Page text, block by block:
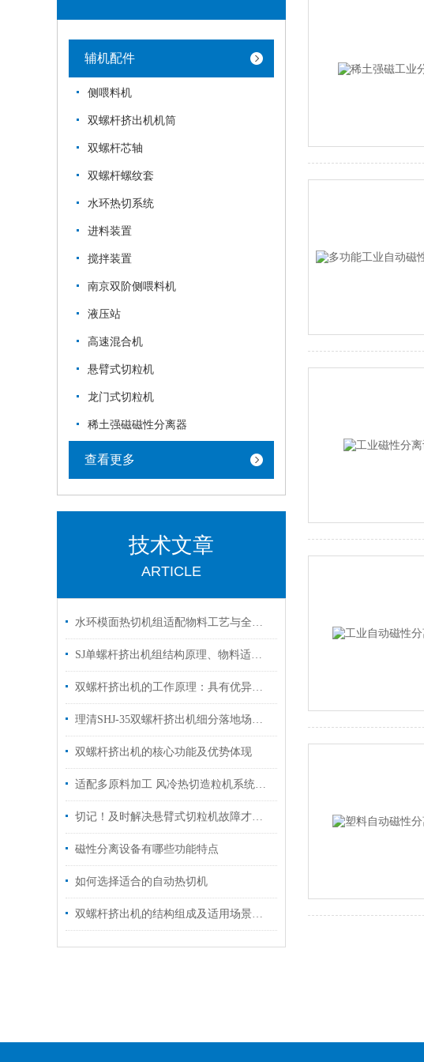
辅机配件
侧喂料机
双螺杆挤出机机筒
双螺杆芯轴
双螺杆螺纹套
水环热切系统
进料装置
搅拌装置
南京双阶侧喂料机
液压站
高速混合机
悬臂式切粒机
龙门式切粒机
稀土强磁磁性分离器
查看更多
技术文章
ARTICLE
水环模面热切机组适配物料工艺与全流程运维保养技术解析
SJ单螺杆挤出机组结构原理、物料适配与长期运维管控技术
双螺杆挤出机的工作原理：具有优异的混合均匀性
理清SHJ-35双螺杆挤出机细分落地场景匹配各类材料加工试验
双螺杆挤出机的核心功能及优势体现
适配多原料加工 风冷热切造粒机系统构成与工况应用
切记！及时解决悬臂式切粒机故障才能够保障颗粒成品规格统一
磁性分离设备有哪些功能特点
如何选择适合的自动热切机
双螺杆挤出机的结构组成及适用场景介绍